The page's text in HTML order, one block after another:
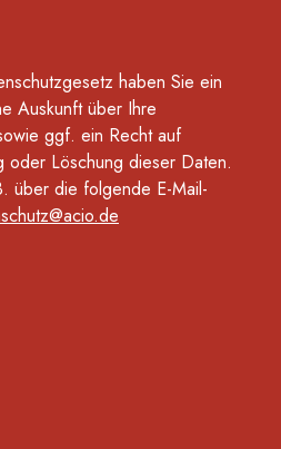
haben Sie ein
Auskunft über Ihre
ggf. ein Recht auf
oder Löschung dieser Daten.
über die folgende E-Mail-